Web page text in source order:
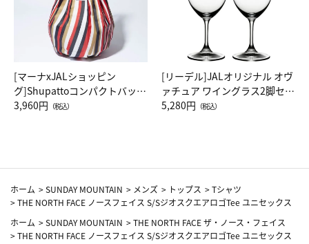
[マーナxJALショッピン
グ]Shupattoコンパクトバッグ
Drop JAL客室乗務員（LC）ス
3,960円 （税込）
[リーデル]JALオリジナル オヴ
ァチュア ワイングラス2脚セッ
ト（レッドワイン）
5,280円 （税込）
ホーム >SUNDAY MOUNTAIN > メンズ > トップス >Tシャツ
>THE NORTH FACE ノースフェイス S/SジオスクエアロゴTee ユニセックス
ホーム >SUNDAY MOUNTAIN >THE NORTH FACE ザ・ノース・フェイス
>THE NORTH FACE ノースフェイス S/SジオスクエアロゴTee ユニセックス